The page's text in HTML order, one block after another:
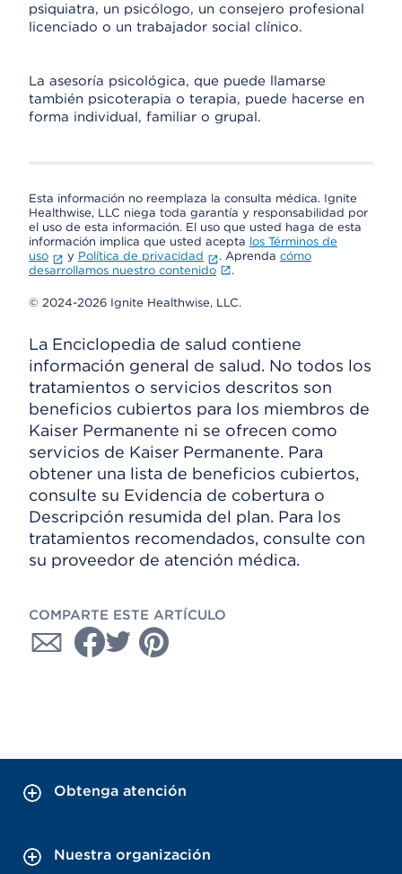
psiquiatra, un psicólogo, un consejero profesional
licenciado o un trabajador social clínico.
La asesoría psicológica, que puede llamarse
también psicoterapia o terapia, puede hacerse en
forma individual, familiar o grupal.
Esta información no reemplaza la consulta médica. Ignite
Healthwise, LLC niega toda garantía y responsabilidad por
el uso de esta información. El uso que usted haga de esta
información implica que usted acepta los Términos de
uso
y Política de privacidad . Aprenda cómo
desarrollamos nuestro contenido
.
© 2024-2026 Ignite Healthwise, LLC.
La Enciclopedia de salud contiene
información general de salud. No todos los
tratamientos o servicios descritos son
beneficios cubiertos para los miembros de
Kaiser Permanente ni se ofrecen como
servicios de Kaiser Permanente. Para
obtener una lista de beneficios cubiertos,
consulte su Evidencia de cobertura o
Descripción resumida del plan. Para los
tratamientos recomendados, consulte con
su proveedor de atención médica.
COMPARTE ESTE ARTÍCULO
Obtenga atención
Nuestra organización